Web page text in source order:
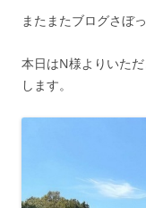
またまたブログさぼ
本日はN様よりいた
します。